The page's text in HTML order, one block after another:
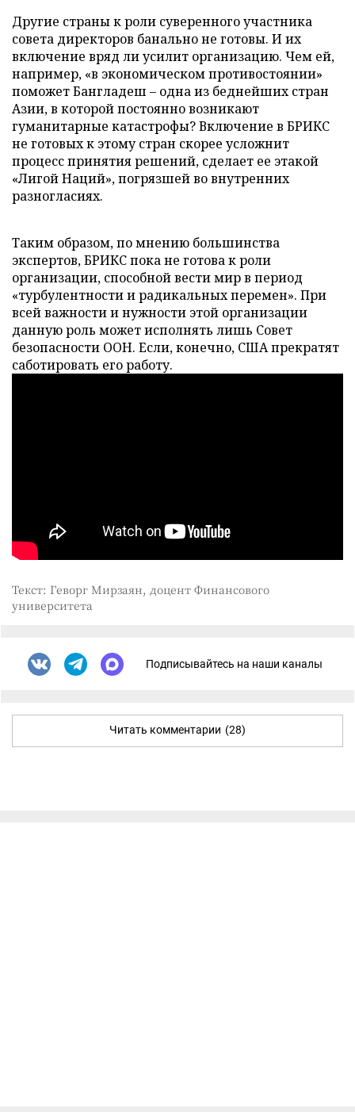
Другие страны к роли суверенного участника
совета директоров банально не готовы. И их
включение вряд ли усилит организацию. Чем ей,
например, «в экономическом противостоянии»
поможет Бангладеш – одна из беднейших стран
Азии, в которой постоянно возникают
гуманитарные катастрофы? Включение в БРИКС
не готовых к этому стран скорее усложнит
процесс принятия решений, сделает ее этакой
«Лигой Наций», погрязшей во внутренних
разногласиях.
Таким образом, по мнению большинства
экспертов, БРИКС пока не готова к роли
организации, способной вести мир в период
«турбулентности и радикальных перемен». При
всей важности и нужности этой организации
данную роль может исполнять лишь Совет
безопасности ООН. Если, конечно, США прекратят
саботировать его работу.
Текст: Геворг Мирзаян, доцент Финансового
университета
Подписывайтесь на наши каналы
Читать комментарии (28)